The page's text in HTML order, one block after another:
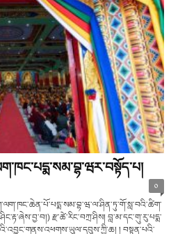
༠
རྫ་ཚེ་རིང་བཀྲ་ཤིས། བླ་མ་དང་གུ་རུ་པདྨ་
། བསྟན་པའི་